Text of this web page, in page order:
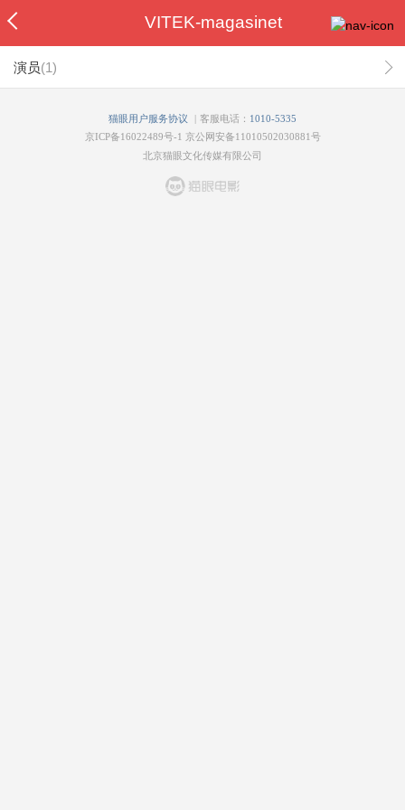
VITEK-magasinet
演员(1)
猫眼用户服务协议 | 客服电话： 1010-5335
京ICP备16022489号-1 京公网安备11010502030881号
北京猫眼文化传媒有限公司